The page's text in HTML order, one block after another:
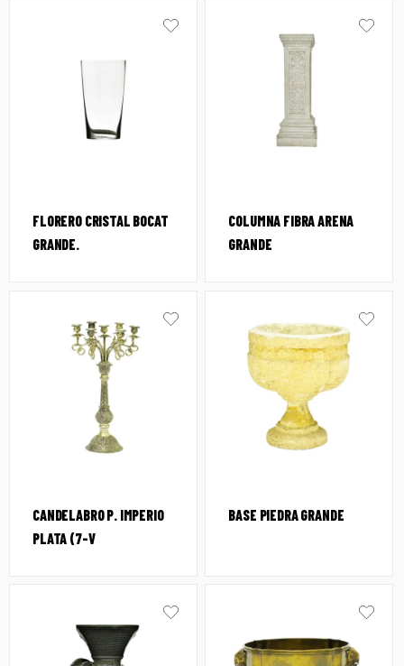
FLORERO CRISTAL BOCAT
GRANDE.
COLUMNA FIBRA ARENA
GRANDE
CANDELABRO P. IMPERIO
PLATA (7-V
BASE PIEDRA GRANDE